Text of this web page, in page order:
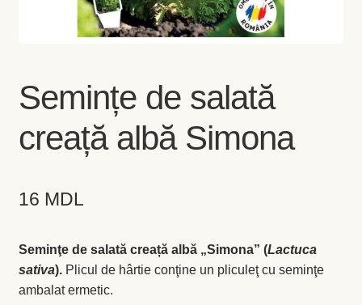
ecoVazon în Mass-Media
Informaţii
Ardei iute
Busuioc
Semințe de salată
creață albă Simona
16 MDL
Seminţe de salată creață albă „Simona” (Lactuca
sativa). Plicul de hârtie conţine un pliculeţ cu seminţe
ambalat ermetic.